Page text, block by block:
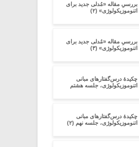
بررسیِ مقاله‏ «مُدلی جدید برای
اتنوموزیکولوژی» (۲)
بررسیِ مقاله‏ «مُدلی جدید برای
اتنوموزیکولوژی» (۳)
چکیدۀ درس‌گفتارهای مبانی
اتنوموزیکولوژی، جلسه هشتم
چکیدۀ درس‌گفتارهای مبانی
اتنوموزیکولوژی، جلسه نهم (۲)